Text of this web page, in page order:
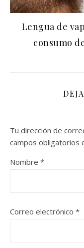
Lengua de
consumo
Tu dirección de
campos obligatorios
Nombre *
Correo electrónico *